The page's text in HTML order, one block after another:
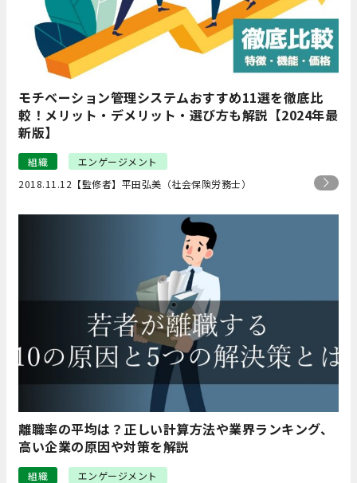
モチベーション管理システムおすすめ11選を徹底比
較！メリット・デメリット・選び方も解説【2024年最
新版】
組織
エンゲージメント
2018.11.12 【監修者】平田弘美（社会保険労務士）
離職率の平均は？正しい計算方法や業界ランキング、
高い企業の原因や対策を解説
組織
エンゲージメント